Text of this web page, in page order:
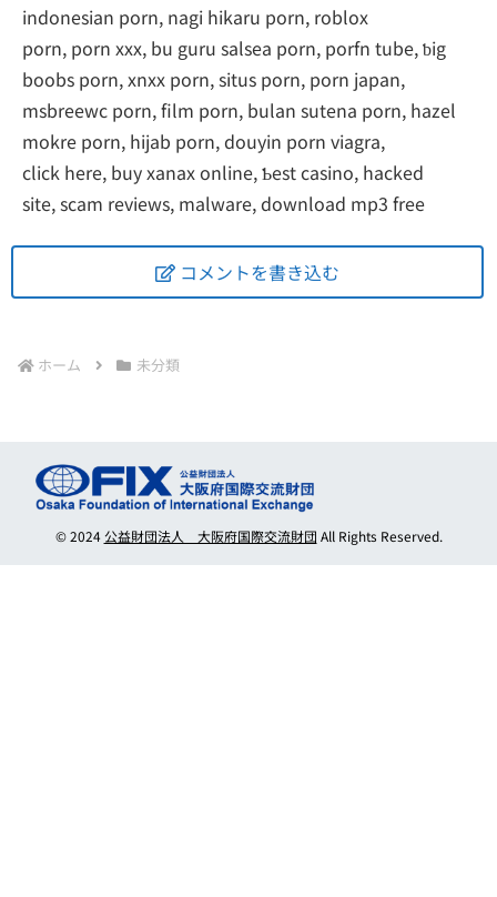
indonesian porn, nagi hikaru porn, roblox
porn, porn xxx, bu guru salsea porn, porfn tube, ƅig
boobs porn, xnxx porn, situs porn, porn japan,
msbreewc porn, film porn, bulan sutena porn, hazel
mokre porn, hijab porn, douyin porn viagra,
сlick here, buy xanax online, Ƅest casino, hacked
site, scam reviews, malware, download mp3 free
コメントを書き込む
ホーム 未分類
© 2024公益財団法人 大阪府国際交流財団 All Rights Reserved.